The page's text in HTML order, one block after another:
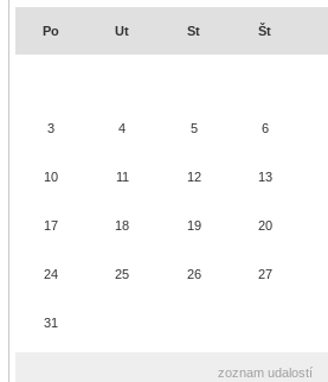
Po Ut St Št
3 4 5 6
10 11 12 13
17 18 19 20
24 25 26 27
31
zoznam udalostí